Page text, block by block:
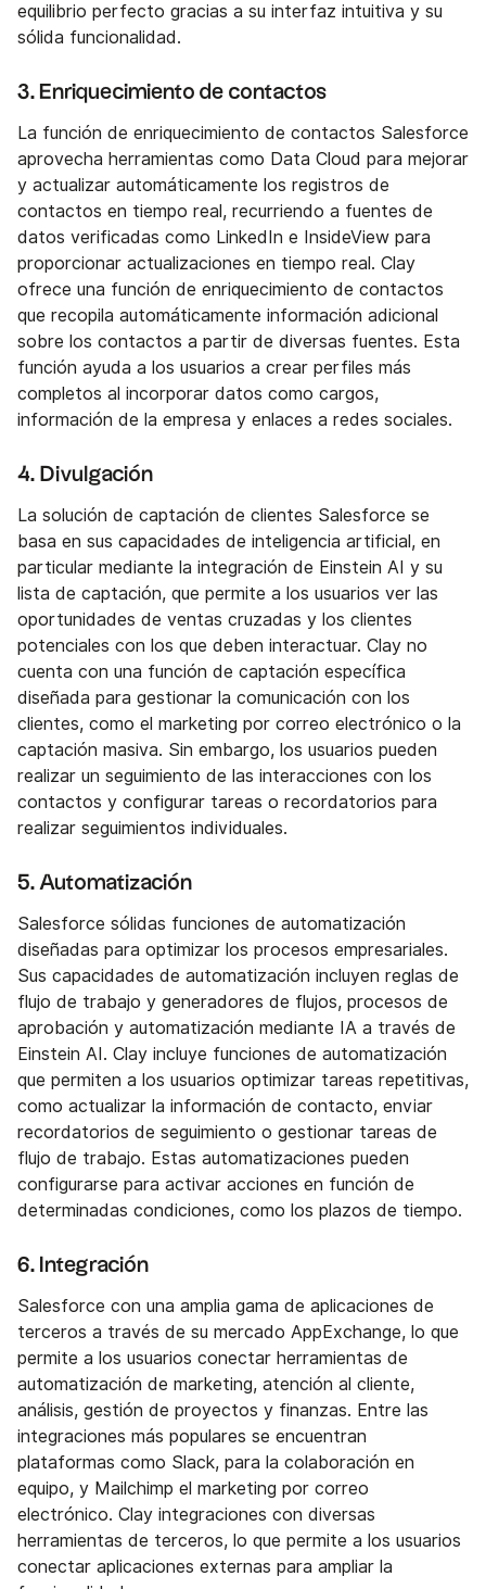
equilibrio perfecto gracias a su interfaz intuitiva y su
sólida funcionalidad.
3. Enriquecimiento de contactos
La función de enriquecimiento de contactos Salesforce
aprovecha herramientas como Data Cloud para mejorar
y actualizar automáticamente los registros de
contactos en tiempo real, recurriendo a fuentes de
datos verificadas como LinkedIn e InsideView para
proporcionar actualizaciones en tiempo real. Clay
ofrece una función de enriquecimiento de contactos
que recopila automáticamente información adicional
sobre los contactos a partir de diversas fuentes. Esta
función ayuda a los usuarios a crear perfiles más
completos al incorporar datos como cargos,
información de la empresa y enlaces a redes sociales.
4. Divulgación
La solución de captación de clientes Salesforce se
basa en sus capacidades de inteligencia artificial, en
particular mediante la integración de Einstein AI y su
lista de captación, que permite a los usuarios ver las
oportunidades de ventas cruzadas y los clientes
potenciales con los que deben interactuar. Clay no
cuenta con una función de captación específica
diseñada para gestionar la comunicación con los
clientes, como el marketing por correo electrónico o la
captación masiva. Sin embargo, los usuarios pueden
realizar un seguimiento de las interacciones con los
contactos y configurar tareas o recordatorios para
realizar seguimientos individuales.
5. Automatización
Salesforce sólidas funciones de automatización
diseñadas para optimizar los procesos empresariales.
Sus capacidades de automatización incluyen reglas de
flujo de trabajo y generadores de flujos, procesos de
aprobación y automatización mediante IA a través de
Einstein AI. Clay incluye funciones de automatización
que permiten a los usuarios optimizar tareas repetitivas,
como actualizar la información de contacto, enviar
recordatorios de seguimiento o gestionar tareas de
flujo de trabajo. Estas automatizaciones pueden
configurarse para activar acciones en función de
determinadas condiciones, como los plazos de tiempo.
6. Integración
Salesforce con una amplia gama de aplicaciones de
terceros a través de su mercado AppExchange, lo que
permite a los usuarios conectar herramientas de
automatización de marketing, atención al cliente,
análisis, gestión de proyectos y finanzas. Entre las
integraciones más populares se encuentran
plataformas como Slack, para la colaboración en
equipo, y Mailchimp el marketing por correo
electrónico. Clay integraciones con diversas
herramientas de terceros, lo que permite a los usuarios
conectar aplicaciones externas para ampliar la